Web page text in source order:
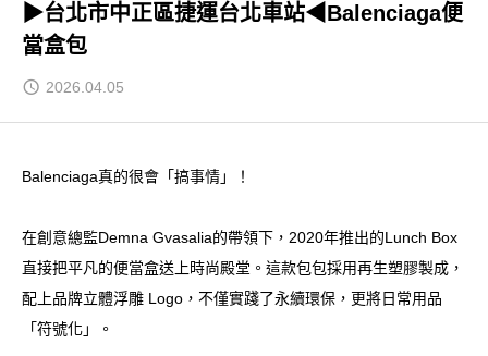
▶台北市中正區捷運台北車站◀Balenciaga便
當盒包
2026.04.05
Balenciaga真的很會「搞事情」！
在創意總監Demna Gvasalia的帶領下，2020年推出的Lunch Box
直接把平凡的便當盒送上時尚殿堂。這款包包採用再生塑膠製成，
配上品牌立體浮雕 Logo，不僅實踐了永續環保，更將日常用品
「符號化」。